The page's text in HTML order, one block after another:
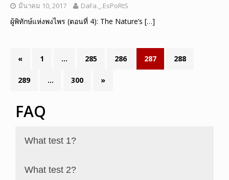
มีนาคม 10, 2017 DaFa._.EsPoRtS
ผู้พิทักษ์แห่งพงไพร (ตอนที่ 4): The Nature’s […]
« 1 … 285 286 287 288
289 … 300 »
FAQ
What test 1?
What test 2?